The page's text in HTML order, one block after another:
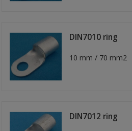
DIN7010 ring
10 mm / 70 mm2
DIN7012 ring
kabelschoen